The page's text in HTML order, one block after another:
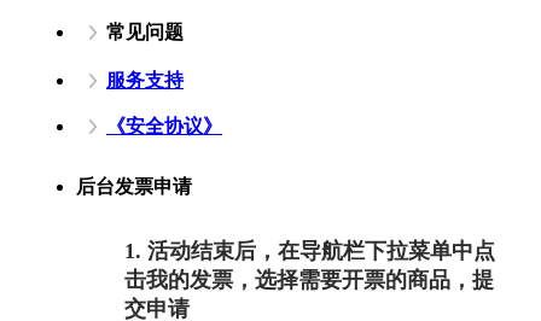
常见问题
服务支持
《安全协议》
后台发票申请
1. 活动结束后，在导航栏下拉菜单中点
击我的发票，选择需要开票的商品，提
交申请